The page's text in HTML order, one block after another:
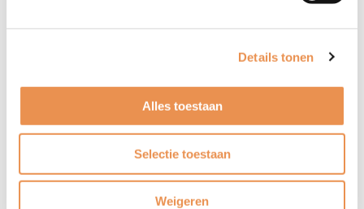
Details tonen
Alles toestaan
Selectie toestaan
Weigeren